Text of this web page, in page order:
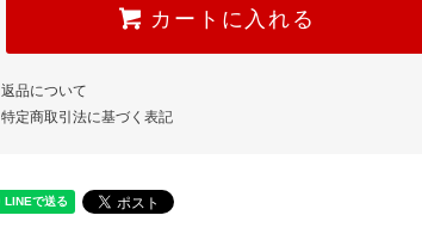
カートに入れる
返品について
特定商取引法に基づく表記